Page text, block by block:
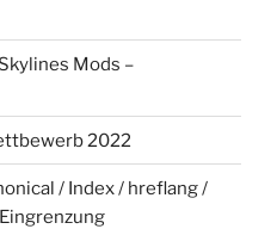
Mods –
2022
/ Index / hreflang /